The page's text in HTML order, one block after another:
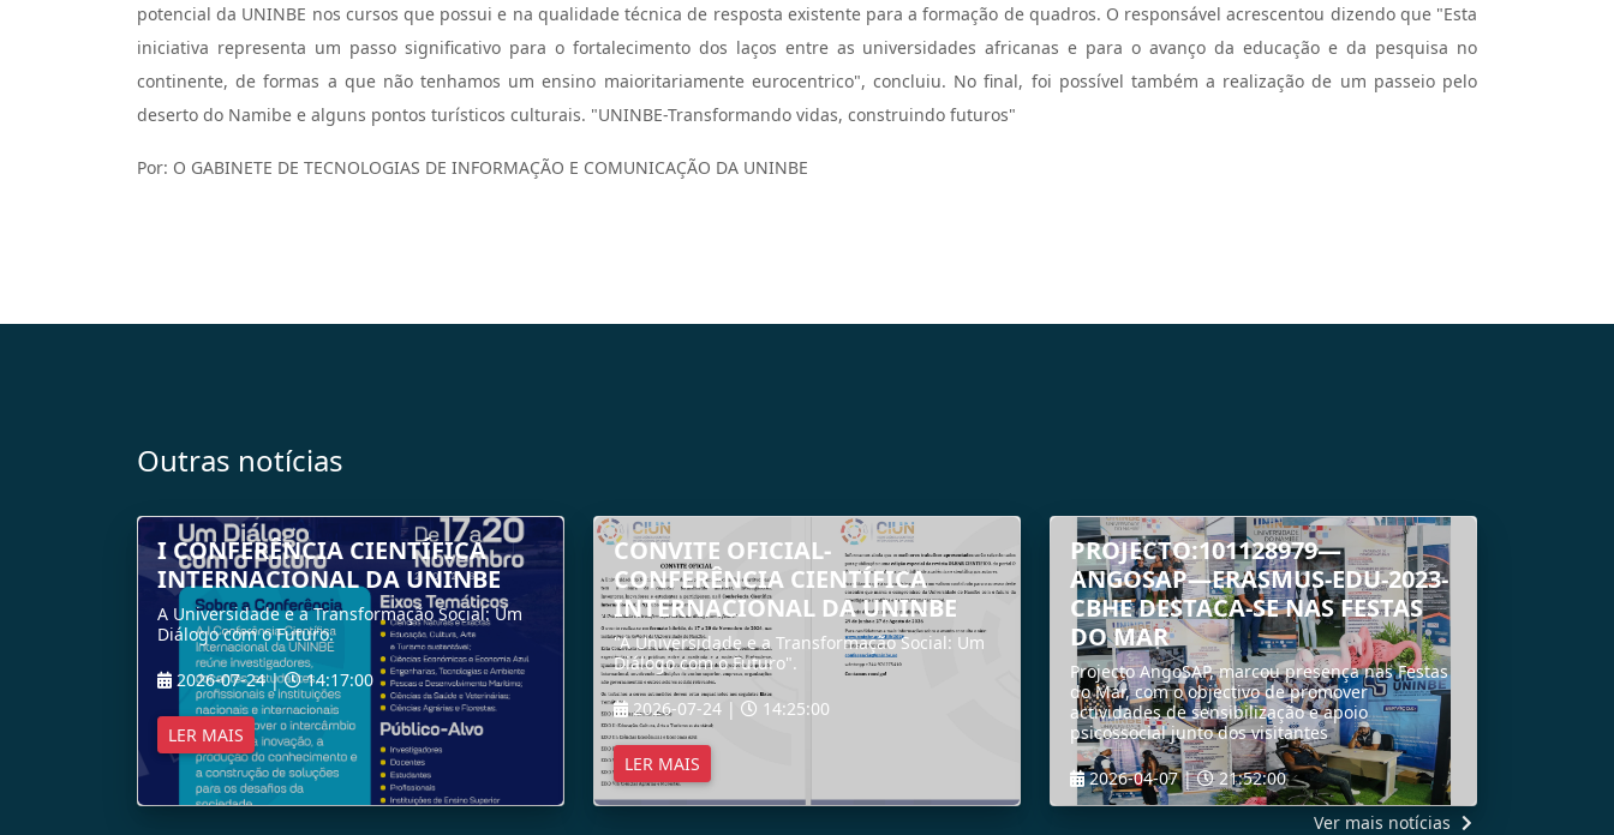
potencial da UNINBE nos cursos que possui e na qualidade técnica de resposta existente para a formação de quadros. O responsável acrescentou dizendo que "Esta
iniciativa representa um passo significativo para o fortalecimento dos laços entre as universidades africanas e para o avanço da educação e da pesquisa no
continente, de formas a que não tenhamos um ensino maioritariamente eurocentrico", concluiu. No final, foi possível também a realização de um passeio pelo
deserto do Namibe e alguns pontos turísticos culturais. "UNINBE-Transformando vidas, construindo futuros"
Por: O GABINETE DE TECNOLOGIAS DE INFORMAÇÃO E COMUNICAÇÃO DA UNINBE
Outras notícias
I CONFERÊNCIA CIENTÍFICA
INTERNACIONAL DA UNINBE
A Universidade e a Transformação Social: Um
Diálogo com o Futuro.
2026-07-24 |
14:17:00
LER MAIS
CONVITE OFICIAL-
CONFERÊNCIA CIENTÍFICA
INTERNACIONAL DA UNINBE
"A Universidade e a Transformação Social: Um
Diálogo com o Futuro".
2026-07-24 |
14:25:00
LER MAIS
PROJECTO:101128979—
ANGOSAP—ERASMUS-EDU-2023-
CBHE DESTACA-SE NAS FESTAS
DO MAR
Projecto AngoSAP, marcou presença nas Festas
do Mar, com o objectivo de promover
actividades de sensibilização e apoio
psicossocial junto dos visitantes
2026-04-07 |
21:52:00
Ver mais notícias